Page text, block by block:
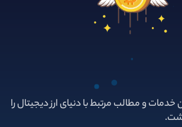
خدمات و مطالب مرتبط با دنیای ارز دیجیتال را